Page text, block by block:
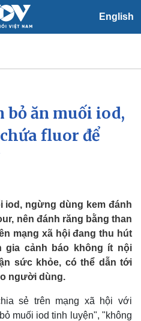
English
Xã hội
Tin 24h
Dự báo thời tiết
bỏ ăn muối iod,
fluor để
iod, ngừng dùng kem đánh
nên đánh răng bằng than
mạng xã hội đang thu hút
gia cảnh báo không ít nội
sức khỏe, có thể dẫn tới
người dùng.
sẻ trên mạng xã hội với
muối iod tinh luyện", "không